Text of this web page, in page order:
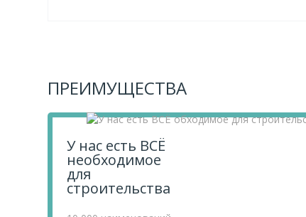
ПРЕИМУЩЕСТВА
У нас есть ВСЁ
необходимое
для
строительства